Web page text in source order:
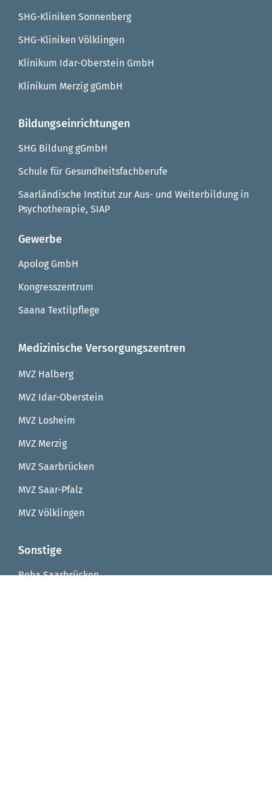
SHG-Kliniken Sonnenberg
SHG-Kliniken Völklingen
Klinikum Idar-Oberstein GmbH
Klinikum Merzig gGmbH
Bildungseinrichtungen
SHG Bildung gGmbH
Schule für Gesundheitsfachberufe
Saarländische Institut zur Aus- und Weiterbildung in
Psychotherapie, SIAP
Gewerbe
Apolog GmbH
Kongresszentrum
Saana Textilpflege
Medizinische Versorgungszentren
MVZ Halberg
MVZ Idar-Oberstein
MVZ Losheim
MVZ Merzig
MVZ Saarbrücken
MVZ Saar-Pfalz
MVZ Völklingen
Sonstige
Reha Saarbrücken